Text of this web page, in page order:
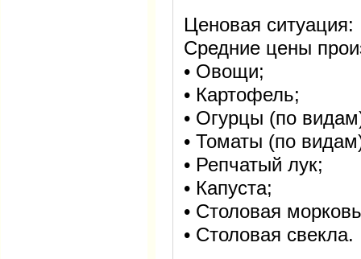
Ценовая ситуация:
Средние цены
• Овощи;
• Картофель;
• Огурцы (по
• Томаты (по
• Репчатый лук;
• Капуста;
• Столовая
• Столовая свекла.